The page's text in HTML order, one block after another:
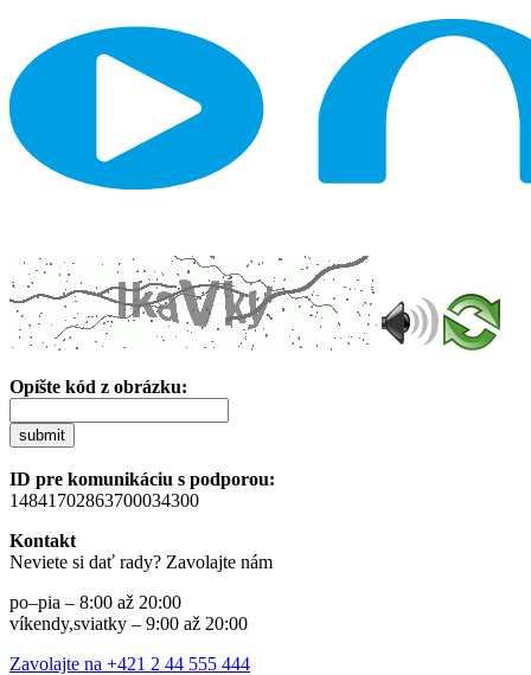
Opíšte kód z obrázku:
submit
ID pre komunikáciu s podporou:
14841702863700034300
Kontakt
Neviete si dať rady? Zavolajte nám
po–pia – 8:00 až 20:00
víkendy,sviatky – 9:00 až 20:00
Zavolajte na +421 2 44 555 444